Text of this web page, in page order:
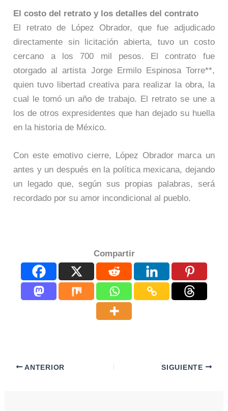
El costo del retrato y los detalles del contrato
El retrato de López Obrador, que fue adjudicado
directamente sin licitación abierta, tuvo un costo
cercano a los 700 mil pesos. El contrato fue
otorgado al artista Jorge Ermilo Espinosa Torre**,
quien tuvo libertad creativa para realizar la obra, la
cual le tomó un año de trabajo. El retrato se une a
los de otros expresidentes que han dejado su huella
en la historia de México.
Con este emotivo cierre, López Obrador marca un
antes y un después en la política mexicana, dejando
un legado que, según sus propias palabras, será
recordado por su amor incondicional al pueblo.
Compartir
ANTERIOR SIGUIENTE